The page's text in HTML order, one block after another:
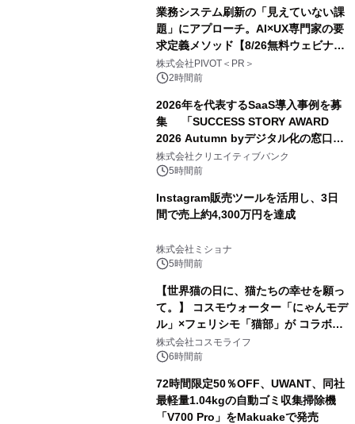
業務システム刷新の「見えていない課
題」にアプローチ。AI×UX専門家の要
求定義メソッド【8/26無料ウェビナ
ー】株式会社PIVOT
株式会社PIVOT＜PR＞
2時間前
2026年を代表するSaaS導入事例を募
集 「SUCCESS STORY AWARD
2026 Autumn byデジタル化の窓口」
開催
株式会社クリエイティブバンク
5時間前
Instagram販売ツールを活用し、3日
間で売上約4,300万円を達成
株式会社ミショナ
5時間前
【世界猫の日に、猫たちの幸せを願っ
て。】 コスモウォーター「にゃんモデ
ル」×フェリシモ「猫部」が コラボキ
ャンペーンを実施
株式会社コスモライフ
6時間前
72時間限定50％OFF、UWANT、同社
最軽量1.04kgの自動ゴミ収集掃除機
「V700 Pro」をMakuakeで発売